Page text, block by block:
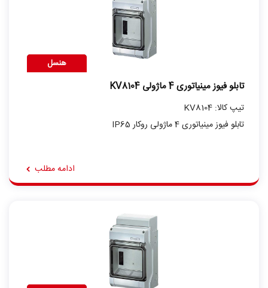
هنسل
تابلو فیوز مینیاتوری 4 ماژولی KV8104
تیپ کالا: KV8104
تابلو فیوز مینیاتوری 4 ماژولی روکار IP65
ادامه مطلب